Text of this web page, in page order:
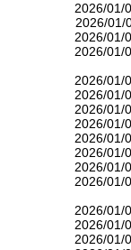
2026/01/
2026/01/
2026/01/
2026/01/
2026/01/
2026/01/
2026/01/
2026/01/
2026/01/
2026/01/
2026/01/
2026/01/
2026/01/
2026/01/
2026/01/